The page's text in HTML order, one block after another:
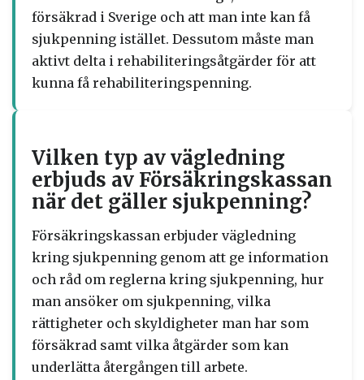
försäkrad i Sverige och att man inte kan få
sjukpenning istället. Dessutom måste man
aktivt delta i rehabiliteringsåtgärder för att
kunna få rehabiliteringspenning.
Vilken typ av vägledning
erbjuds av Försäkringskassan
när det gäller sjukpenning?
Försäkringskassan erbjuder vägledning
kring sjukpenning genom att ge information
och råd om reglerna kring sjukpenning, hur
man ansöker om sjukpenning, vilka
rättigheter och skyldigheter man har som
försäkrad samt vilka åtgärder som kan
underlätta återgången till arbete.